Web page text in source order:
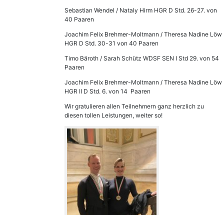
Sebastian Wendel / Nataly Hirm HGR D Std. 26-27. von
40 Paaren
Joachim Felix Brehmer-Moltmann / Theresa Nadine Löw
HGR D Std. 30-31 von 40 Paaren
Timo Bäroth / Sarah Schütz WDSF SEN I Std 29. von 54
Paaren
Joachim Felix Brehmer-Moltmann / Theresa Nadine Löw
HGR II D Std. 6. von 14 Paaren
Wir gratulieren allen Teilnehmern ganz herzlich zu
diesen tollen Leistungen, weiter so!